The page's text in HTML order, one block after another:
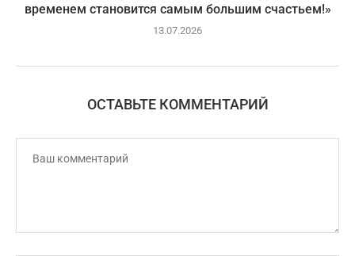
временем становится самым большим счастьем!»
13.07.2026
ОСТАВЬТЕ КОММЕНТАРИЙ